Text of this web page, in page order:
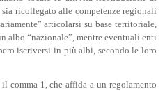
ricollegato alle competenze regionali
articolarsi su base territoriale,
albo “nazionale”, mentre eventuali enti
iscriversi in più albi, secondo le loro
comma 1, che affida a un regolamento